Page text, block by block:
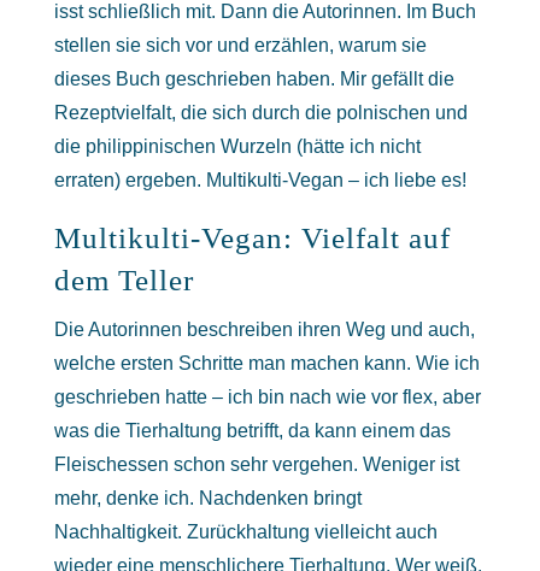
isst schließlich mit. Dann die Autorinnen. Im Buch
stellen sie sich vor und erzählen, warum sie
dieses Buch geschrieben haben. Mir gefällt die
Rezeptvielfalt, die sich durch die polnischen und
die philippinischen Wurzeln (hätte ich nicht
erraten) ergeben. Multikulti-Vegan – ich liebe es!
Multikulti-Vegan: Vielfalt auf
dem Teller
Die Autorinnen beschreiben ihren Weg und auch,
welche ersten Schritte man machen kann. Wie ich
geschrieben hatte – ich bin nach wie vor flex, aber
was die Tierhaltung betrifft, da kann einem das
Fleischessen schon sehr vergehen. Weniger ist
mehr, denke ich. Nachdenken bringt
Nachhaltigkeit. Zurückhaltung vielleicht auch
wieder eine menschlichere Tierhaltung. Wer weiß.